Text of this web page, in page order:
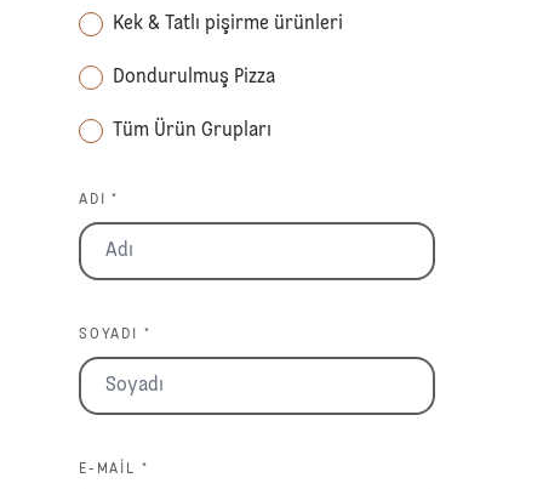
Kek & Tatlı pişirme ürünleri
Dondurulmuş Pizza
Tüm Ürün Grupları
ADI *
SOYADI *
E-MAIL *